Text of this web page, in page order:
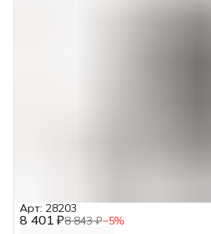
8 401 ₽8 843 ₽−5%
Арт: 28203